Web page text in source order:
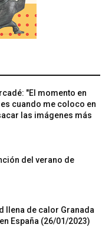
"El momento en
cuando me coloco en
las imágenes más
del verano de
llena de calor Granada
España (26/01/2023)